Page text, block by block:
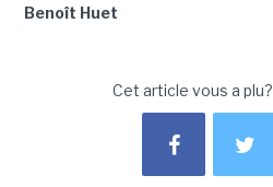
Benoît Huet
Cet article vous a plu?